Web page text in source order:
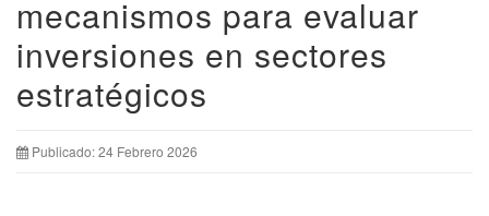
mecanismos para evaluar
inversiones en sectores
estratégicos
Publicado: 24 Febrero 2026